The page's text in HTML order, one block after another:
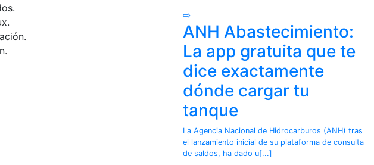
⇨
ANH Abastecimiento:
La app gratuita que te
dice exactamente
dónde cargar tu
tanque
La Agencia Nacional de Hidrocarburos (ANH) tras
el lanzamiento inicial de su plataforma de consulta
de saldos, ha dado u[...]